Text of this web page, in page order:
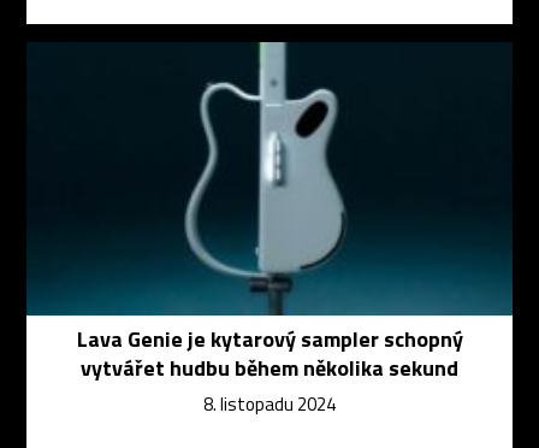
Lava Genie je kytarový sampler schopný
vytvářet hudbu během několika sekund
8. listopadu 2024